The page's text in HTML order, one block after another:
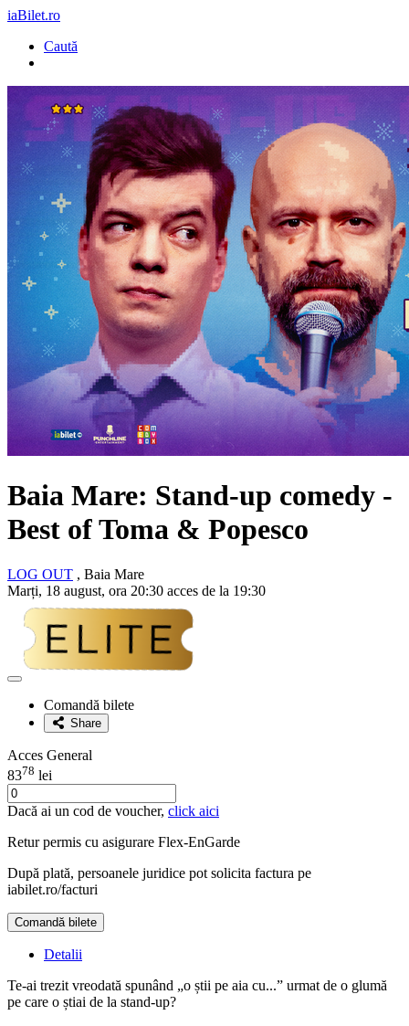
iaBilet.ro
Caută
Baia Mare: Stand-up comedy -
Best ofToma & Popesco
LOG OUT , Baia Mare
Marți, 18 august, ora 20:30 acces de la 19:30
Adaugă
favoriteComandă bilete
Share
Acces General
8378 lei
Dacă ai un cod de voucher, click aici
Retur permis cu asigurare Flex-EnGarde
După plată, persoanele juridice pot solicita factura pe
iabilet.ro/facturi
Comandă bilete
Detalii
Te-ai trezit vreodată spunând „o știi pe aia cu...” urmat de o glumă
pe care o știai de la stand-up?